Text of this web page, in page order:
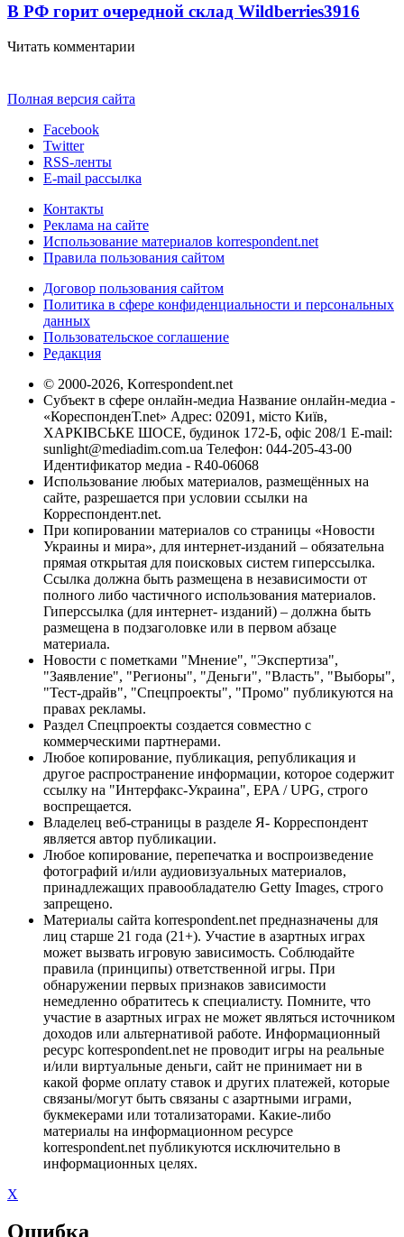
В РФ горит очередной склад Wildberries3916
Читать комментарии
Полная версия сайта
Facebook
Twitter
RSS-ленты
E-mail рассылка
Контакты
Реклама на сайте
Использование материалов korrespondent.net
Правила пользования сайтом
Договор пользования сайтом
Политика в сфере конфиденциальности и персональных
данных
Пользовательское соглашение
Редакция
© 2000-2026, Korrespondent.net
Субъект в сфере онлайн-медиа Название онлайн-медиа -
«КореспонденТ.net» Адрес: 02091, місто Київ,
ХАРКІВСЬКЕ ШОСЕ, будинок 172-Б, офіс 208/1 E-mail:
sunlight@mediadim.com.ua Телефон: 044-205-43-00
Идентификатор медиа - R40-06068
Использование любых материалов, размещённых на
сайте, разрешается при условии ссылки на
Корреспондент.net.
При копировании материалов со страницы «Новости
Украины и мира», для интернет-изданий – обязательна
прямая открытая для поисковых систем гиперссылка.
Ссылка должна быть размещена в независимости от
полного либо частичного использования материалов.
Гиперссылка (для интернет- изданий) – должна быть
размещена в подзаголовке или в первом абзаце
материала.
Новости с пометками "Мнение", "Экспертиза",
"Заявление", "Регионы", "Деньги", "Власть", "Выборы",
"Тест-драйв", "Спецпроекты", "Промо" публикуются на
правах рекламы.
Раздел Спецпроекты создается совместно с
коммерческими партнерами.
Любое копирование, публикация, републикация и
другое распространение информации, которое содержит
ссылку на "Интерфакс-Украина", EPA / UPG, строго
воспрещается.
Владелец веб-страницы в разделе Я- Корреспондент
является автор публикации.
Любое копирование, перепечатка и воспроизведение
фотографий и/или аудиовизуальных материалов,
принадлежащих правообладателю Getty Images, строго
запрещено.
Материалы сайта korrespondent.net предназначены для
лиц старше 21 года (21+). Участие в азартных играх
может вызвать игровую зависимость. Соблюдайте
правила (принципы) ответственной игры. При
обнаружении первых признаков зависимости
немедленно обратитесь к специалисту. Помните, что
участие в азартных играх не может являться источником
доходов или альтернативой работе. Информационный
ресурс korrespondent.net не проводит игры на реальные
и/или виртуальные деньги, сайт не принимает ни в
какой форме оплату ставок и других платежей, которые
связаны/могут быть связаны с азартными играми,
букмекерами или тотализаторами. Какие-либо
материалы на информационном ресурсе
korrespondent.net публикуются исключительно в
информационных целях.
X
Ошибка